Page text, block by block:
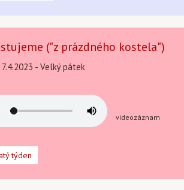
("z prázdného kostela")
- Velký pátek
videozáznam
týden